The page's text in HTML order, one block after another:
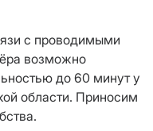
с проводимыми
возможно
до 60 минут у
области. Приносим